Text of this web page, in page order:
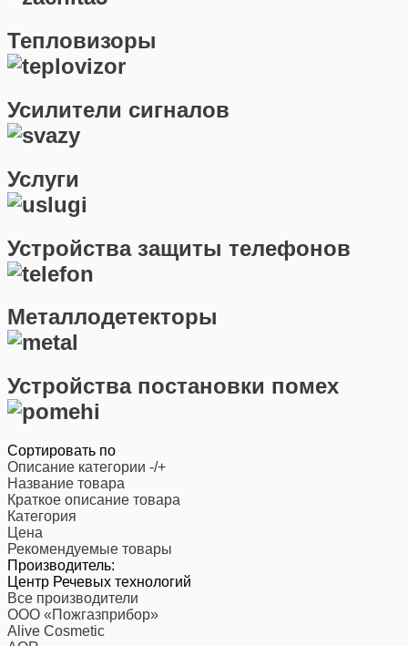
Тепловизоры
Усилители сигналов
Услуги
Устройства защиты телефонов
Металлодетекторы
Устройства постановки помех
Сортировать по
Описание категории -/+
Название товара
Краткое описание товара
Категория
Цена
Рекомендуемые товары
Производитель:
Центр Речевых технологий
Все производители
ООО «Пожгазприбор»
Alive Cosmetic